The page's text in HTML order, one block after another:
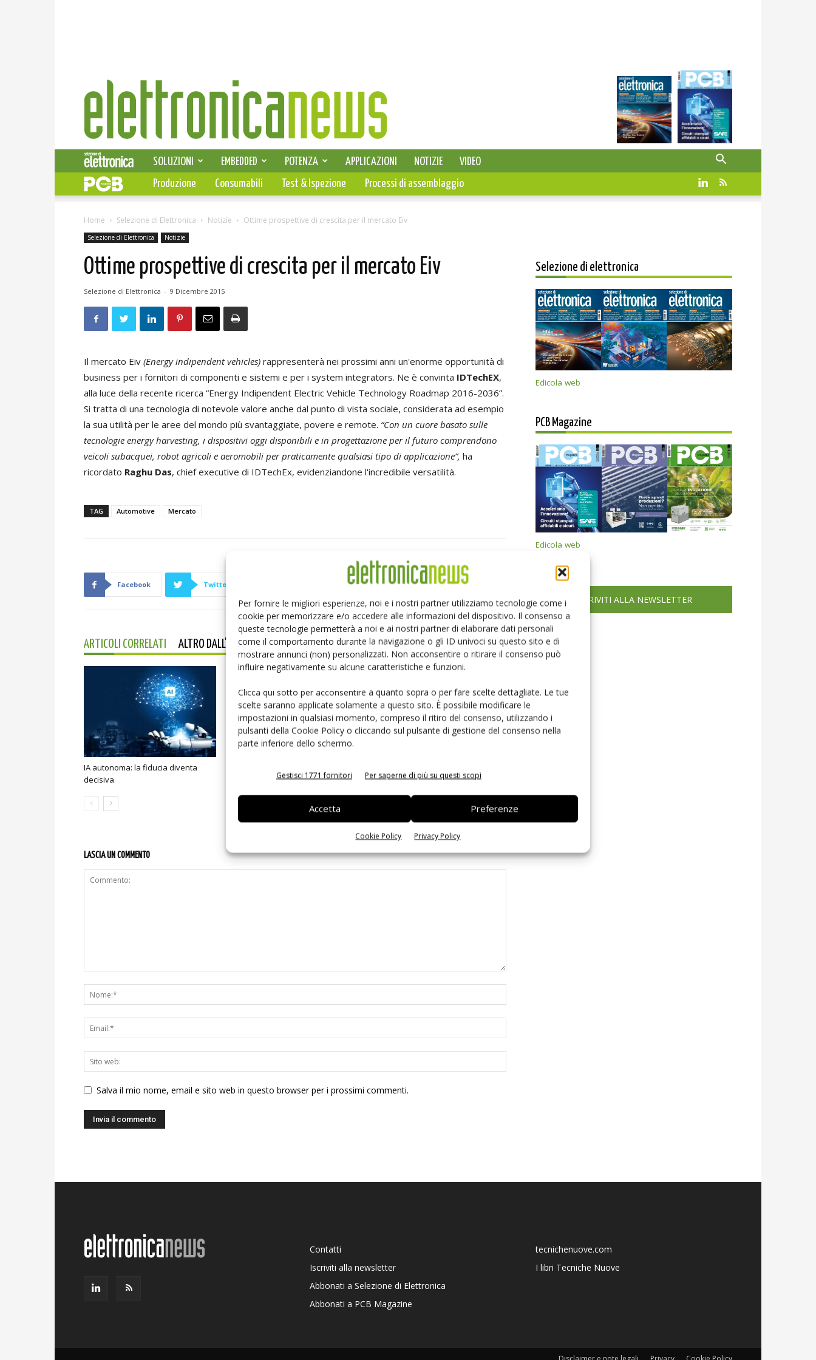
Per fornire le migliori esperienze, noi e i nostri partner utilizziamo tecnologie come i
cookie per memorizzare e/o accedere alle informazioni del dispositivo. Il consenso a
queste tecnologie permetterà a noi e ai nostri partner di elaborare dati personali
come il comportamento durante la navigazione o gli ID univoci su questo sito e di
mostrare annunci (non) personalizzati. Non acconsentire o ritirare il consenso può
influire negativamente su alcune caratteristiche e funzioni.
Clicca qui sotto per acconsentire a quanto sopra o per fare scelte dettagliate. Le tue
scelte saranno applicate solamente a questo sito. È possibile modificare le
impostazioni in qualsiasi momento, compreso il ritiro del consenso, utilizzando i
pulsanti della Cookie Policy o cliccando sul pulsante di gestione del consenso nella
parte inferiore dello schermo.
Gestisci 1771 fornitori Per saperne di più su questi scopi
Accetta Preferenze
Cookie Policy Privacy Policy
Elettronica
News
SELEZIONE DI ELETTRONICA
SOLUZIONI EMBEDDED POTENZA APPLICAZIONI NOTIZIE
VIDEO
PCB
Produzione Consumabili Test & Ispezione Processi di assemblaggio
Home Selezione di Elettronica Notizie Ottime prospettive di crescita per il mercato Eiv
Selezione di Elettronica Notizie
Ottime prospettive di crescita per il mercato Eiv
Selezione di Elettronica - 9 Dicembre 2015
Il mercato Eiv (Energy indipendent vehicles) rappresenterà nei prossimi anni un'enorme opportunità di
business per i fornitori di componenti e sistemi e per i system integrators. Ne è convinta IDTechEX,
alla luce della recente ricerca “Energy Indipendent Electric Vehicle Technology Roadmap 2016-2036”.
Si tratta di una tecnologia di notevole valore anche dal punto di vista sociale, considerata ad esempio
la sua utilità per le aree del mondo più svantaggiate, povere e remote. “Con un cuore basato sulle
tecnologie energy harvesting, i dispositivi oggi disponibili e in progettazione per il futuro comprendono
veicoli subacquei, robot agricoli e aeromobili per praticamente qualsiasi tipo di applicazione”, ha
ricordato Raghu Das, chief executive di IDTechEx, evidenziandone l'incredibile versatilità.
TAG Automotive Mercato
Facebook Twitter Pinterest
ARTICOLI CORRELATI ALTRO DALL'AUTORE
IA autonoma: la fiducia diventa
decisiva
sicurezza e interoperabilità
agentica per l’EDA
LASCIA UN COMMENTO
Salva il mio nome, email e sito web in questo browser per i prossimi commenti.
Selezione di elettronica
Edicola web
PCB Magazine
Edicola web
ISCRIVITI ALLA NEWSLETTER
Contatti
Iscriviti alla newsletter
Abbonati a Selezione di Elettronica
Abbonati a PCB Magazine
tecnichenuove.com
I libri Tecniche Nuove